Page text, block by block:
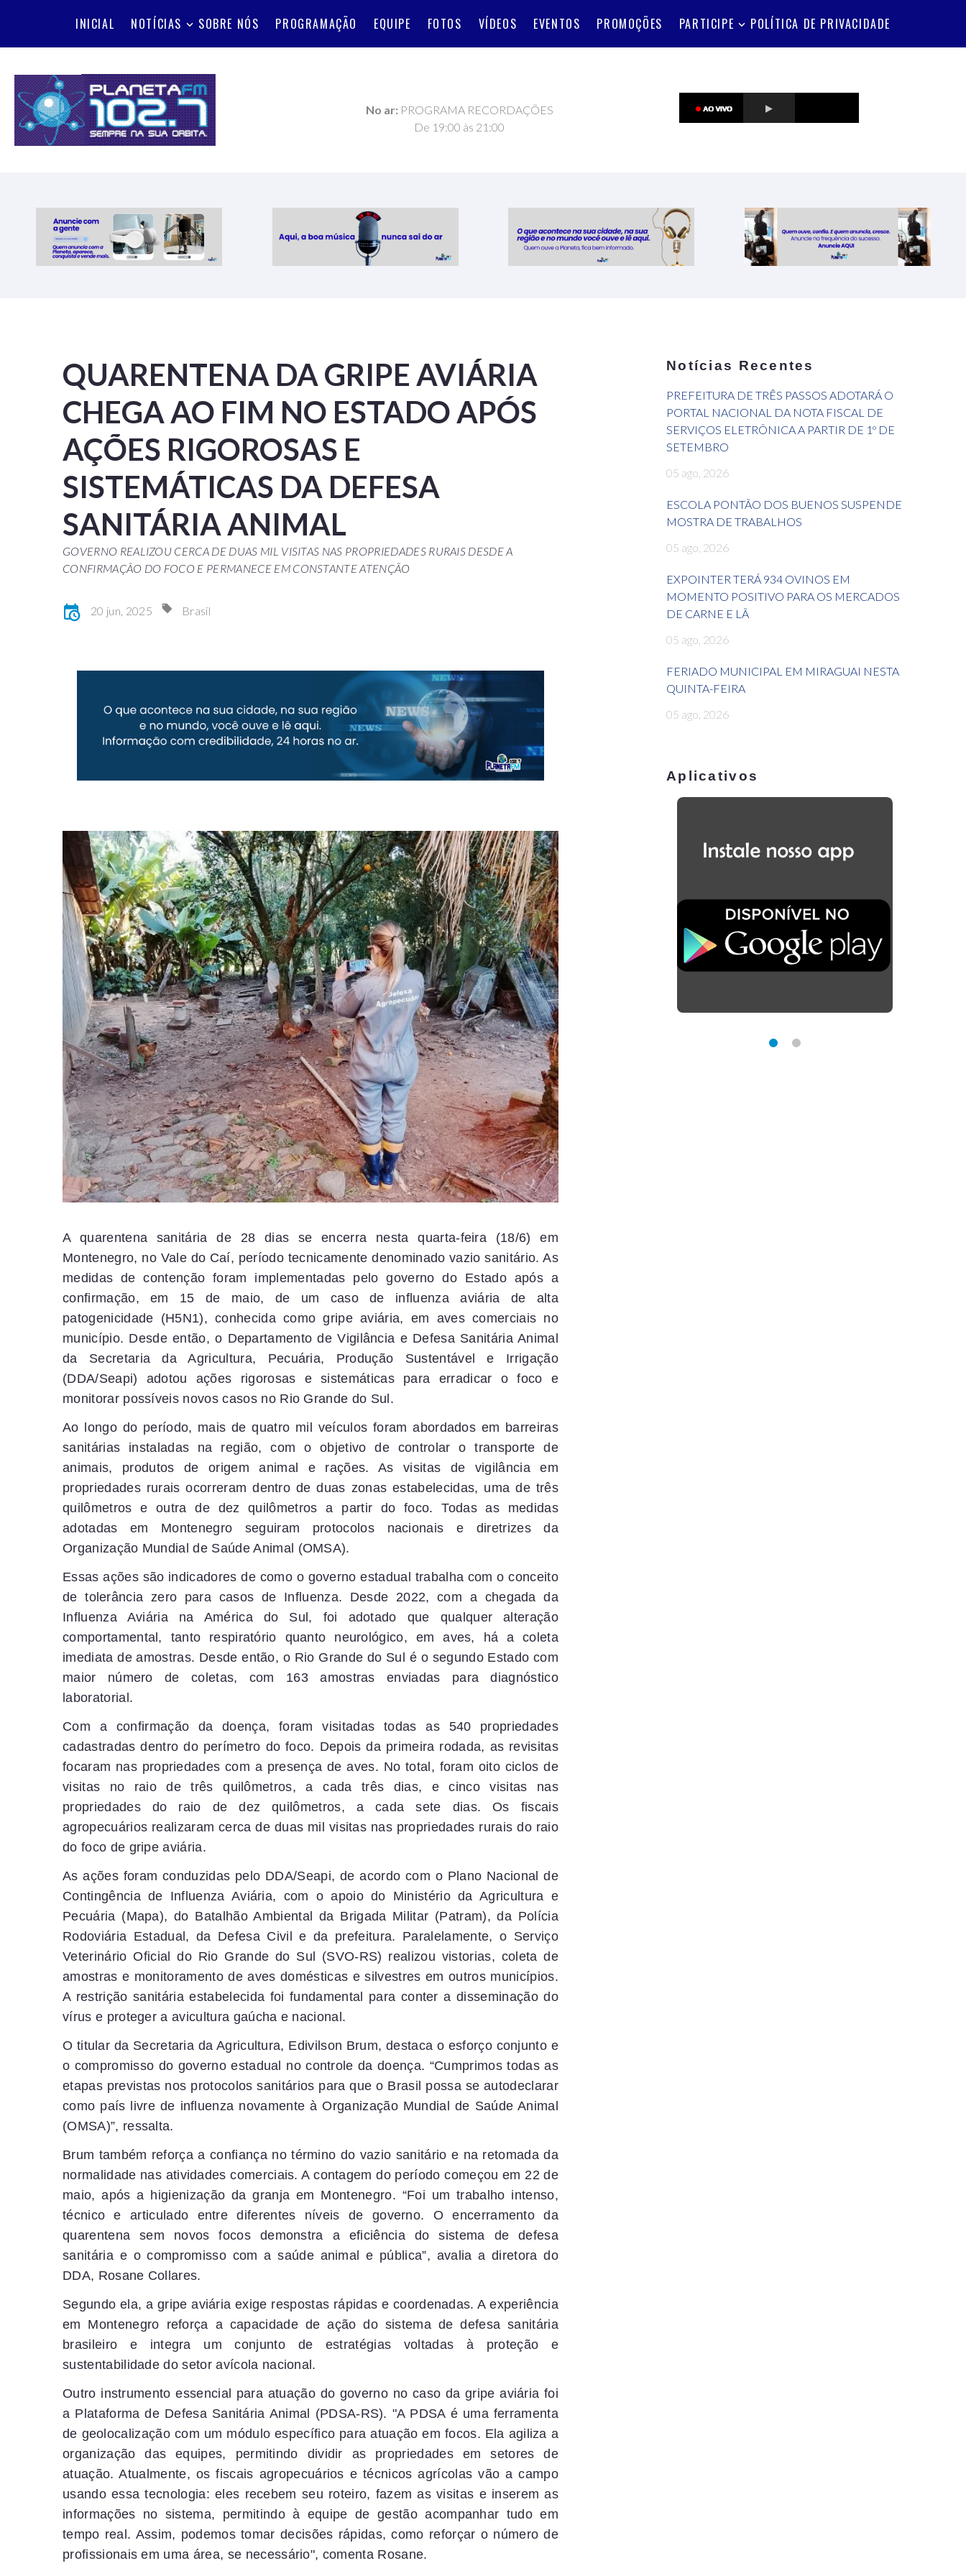
INICIAL NOTÍCIAS SOBRE NÓS PROGRAMAÇÃO EQUIPE FOTOS VÍDEOS EVENTOS PROMOÇÕES PARTICIPE POLÍTICA DE PRIVACIDADE
No ar: PROGRAMA RECORDAÇÕES
De 19:00 às 21:00
QUARENTENA DA GRIPE AVIÁRIA
CHEGA AO FIM NO ESTADO APÓS
AÇÕES RIGOROSAS E
SISTEMÁTICAS DA DEFESA
SANITÁRIA ANIMAL
GOVERNO REALIZOU CERCA DE DUAS MIL VISITAS NAS PROPRIEDADES RURAIS DESDE A
CONFIRMAÇÃO DO FOCO E PERMANECE EM CONSTANTE ATENÇÃO
20 jun, 2025 Brasil
A quarentena sanitária de 28 dias se encerra nesta quarta-feira (18/6) em
Montenegro, no Vale do Caí, período tecnicamente denominado vazio sanitário. As
medidas de contenção foram implementadas pelo governo do Estado após a
confirmação, em 15 de maio, de um caso de influenza aviária de alta
patogenicidade (H5N1), conhecida como gripe aviária, em aves comerciais no
município. Desde então, o Departamento de Vigilância e Defesa Sanitária Animal
da Secretaria da Agricultura, Pecuária, Produção Sustentável e Irrigação
(DDA/Seapi) adotou ações rigorosas e sistemáticas para erradicar o foco e
monitorar possíveis novos casos no Rio Grande do Sul.
Ao longo do período, mais de quatro mil veículos foram abordados em barreiras
sanitárias instaladas na região, com o objetivo de controlar o transporte de
animais, produtos de origem animal e rações. As visitas de vigilância em
propriedades rurais ocorreram dentro de duas zonas estabelecidas, uma de três
quilômetros e outra de dez quilômetros a partir do foco. Todas as medidas
adotadas em Montenegro seguiram protocolos nacionais e diretrizes da
Organização Mundial de Saúde Animal (OMSA).
Essas ações são indicadores de como o governo estadual trabalha com o conceito
de tolerância zero para casos de Influenza. Desde 2022, com a chegada da
Influenza Aviária na América do Sul, foi adotado que qualquer alteração
comportamental, tanto respiratório quanto neurológico, em aves, há a coleta
imediata de amostras. Desde então, o Rio Grande do Sul é o segundo Estado com
maior número de coletas, com 163 amostras enviadas para diagnóstico
laboratorial.
Com a confirmação da doença, foram visitadas todas as 540 propriedades
cadastradas dentro do perímetro do foco. Depois da primeira rodada, as revisitas
focaram nas propriedades com a presença de aves. No total, foram oito ciclos de
visitas no raio de três quilômetros, a cada três dias, e cinco visitas nas
propriedades do raio de dez quilômetros, a cada sete dias. Os fiscais
agropecuários realizaram cerca de duas mil visitas nas propriedades rurais do raio
do foco de gripe aviária.
As ações foram conduzidas pelo DDA/Seapi, de acordo com o Plano Nacional de
Contingência de Influenza Aviária, com o apoio do Ministério da Agricultura e
Pecuária (Mapa), do Batalhão Ambiental da Brigada Militar (Patram), da Polícia
Rodoviária Estadual, da Defesa Civil e da prefeitura. Paralelamente, o Serviço
Veterinário Oficial do Rio Grande do Sul (SVO-RS) realizou vistorias, coleta de
amostras e monitoramento de aves domésticas e silvestres em outros municípios.
A restrição sanitária estabelecida foi fundamental para conter a disseminação do
vírus e proteger a avicultura gaúcha e nacional.
O titular da Secretaria da Agricultura, Edivilson Brum, destaca o esforço conjunto e
o compromisso do governo estadual no controle da doença. “Cumprimos todas as
etapas previstas nos protocolos sanitários para que o Brasil possa se autodeclarar
como país livre de influenza novamente à Organização Mundial de Saúde Animal
(OMSA)”, ressalta.
Brum também reforça a confiança no término do vazio sanitário e na retomada da
normalidade nas atividades comerciais. A contagem do período começou em 22 de
maio, após a higienização da granja em Montenegro. “Foi um trabalho intenso,
técnico e articulado entre diferentes níveis de governo. O encerramento da
quarentena sem novos focos demonstra a eficiência do sistema de defesa
sanitária e o compromisso com a saúde animal e pública”, avalia a diretora do
DDA, Rosane Collares.
Segundo ela, a gripe aviária exige respostas rápidas e coordenadas. A experiência
em Montenegro reforça a capacidade de ação do sistema de defesa sanitária
brasileiro e integra um conjunto de estratégias voltadas à proteção e
sustentabilidade do setor avícola nacional.
Outro instrumento essencial para atuação do governo no caso da gripe aviária foi
a Plataforma de Defesa Sanitária Animal (PDSA-RS). "A PDSA é uma ferramenta
de geolocalização com um módulo específico para atuação em focos. Ela agiliza a
organização das equipes, permitindo dividir as propriedades em setores de
atuação. Atualmente, os fiscais agropecuários e técnicos agrícolas vão a campo
usando essa tecnologia: eles recebem seu roteiro, fazem as visitas e inserem as
informações no sistema, permitindo à equipe de gestão acompanhar tudo em
tempo real. Assim, podemos tomar decisões rápidas, como reforçar o número de
profissionais em uma área, se necessário", comenta Rosane.
Notícias Recentes
PREFEITURA DE TRÊS PASSOS ADOTARÁ O
PORTAL NACIONAL DA NOTA FISCAL DE
SERVIÇOS ELETRÔNICA A PARTIR DE 1º DE
SETEMBRO
05 ago, 2026
ESCOLA PONTÃO DOS BUENOS SUSPENDE
MOSTRA DE TRABALHOS
05 ago, 2026
EXPOINTER TERÁ 934 OVINOS EM
MOMENTO POSITIVO PARA OS MERCADOS
DE CARNE E LÃ
05 ago, 2026
FERIADO MUNICIPAL EM MIRAGUAI NESTA
QUINTA-FEIRA
05 ago, 2026
Aplicativos